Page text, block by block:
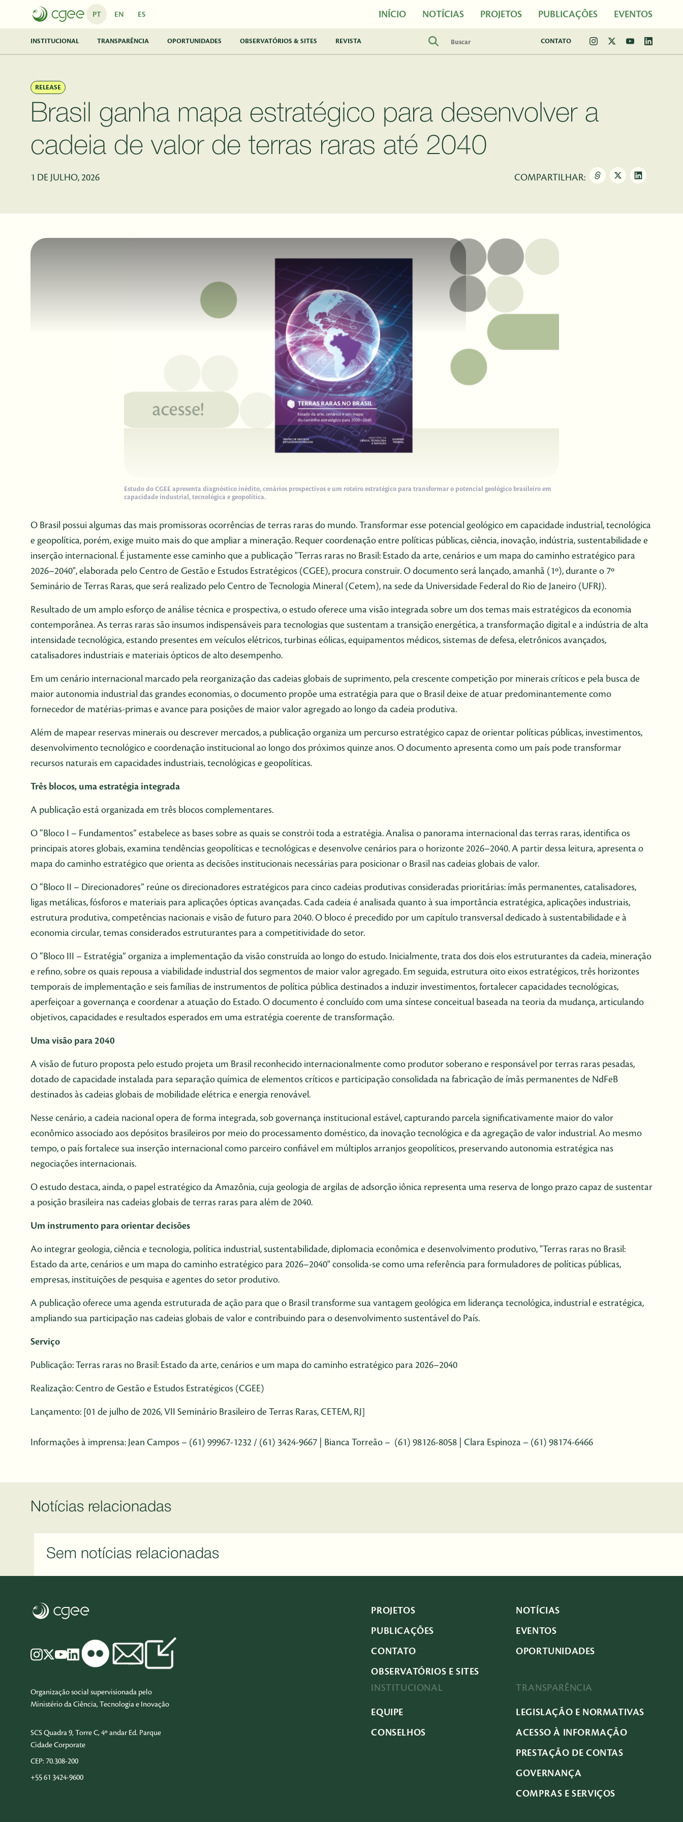
Pular para o Conteúdo principal
PT EN ES INÍCIO NOTÍCIAS PROJETOS PUBLICAÇÕES EVENTOS
INSTITUCIONAL TRANSPARÊNCIA OPORTUNIDADES OBSERVATÓRIOS & SITES REVISTA CONTATO
RELEASE
Brasil ganha mapa estratégico para desenvolver a
cadeia de valor de terras raras até 2040
1 DE JULHO, 2026 COMPARTILHAR:
Estudo do CGEE apresenta diagnóstico inédito, cenários prospectivos e um roteiro estratégico para transformar o potencial geológico brasileiro em
capacidade industrial, tecnológica e geopolítica.
O Brasil possui algumas das mais promissoras ocorrências de terras raras do mundo. Transformar esse potencial geológico em capacidade industrial, tecnológica
e geopolítica, porém, exige muito mais do que ampliar a mineração. Requer coordenação entre políticas públicas, ciência, inovação, indústria, sustentabilidade e
inserção internacional. É justamente esse caminho que a publicação "Terras raras no Brasil: Estado da arte, cenários e um mapa do caminho estratégico para
2026–2040", elaborada pelo Centro de Gestão e Estudos Estratégicos (CGEE), procura construir. O documento será lançado, amanhã (1º), durante o 7º
Seminário de Terras Raras, que será realizado pelo Centro de Tecnologia Mineral (Cetem), na sede da Universidade Federal do Rio de Janeiro (UFRJ).
Resultado de um amplo esforço de análise técnica e prospectiva, o estudo oferece uma visão integrada sobre um dos temas mais estratégicos da economia
contemporânea. As terras raras são insumos indispensáveis para tecnologias que sustentam a transição energética, a transformação digital e a indústria de alta
intensidade tecnológica, estando presentes em veículos elétricos, turbinas eólicas, equipamentos médicos, sistemas de defesa, eletrônicos avançados,
catalisadores industriais e materiais ópticos de alto desempenho.
Em um cenário internacional marcado pela reorganização das cadeias globais de suprimento, pela crescente competição por minerais críticos e pela busca de
maior autonomia industrial das grandes economias, o documento propõe uma estratégia para que o Brasil deixe de atuar predominantemente como
fornecedor de matérias-primas e avance para posições de maior valor agregado ao longo da cadeia produtiva.
Além de mapear reservas minerais ou descrever mercados, a publicação organiza um percurso estratégico capaz de orientar políticas públicas, investimentos,
desenvolvimento tecnológico e coordenação institucional ao longo dos próximos quinze anos. O documento apresenta como um país pode transformar
recursos naturais em capacidades industriais, tecnológicas e geopolíticas.
Três blocos, uma estratégia integrada
A publicação está organizada em três blocos complementares.
O “Bloco I – Fundamentos” estabelece as bases sobre as quais se constrói toda a estratégia. Analisa o panorama internacional das terras raras, identifica os
principais atores globais, examina tendências geopolíticas e tecnológicas e desenvolve cenários para o horizonte 2026–2040. A partir dessa leitura, apresenta o
mapa do caminho estratégico que orienta as decisões institucionais necessárias para posicionar o Brasil nas cadeias globais de valor.
O “Bloco II – Direcionadores” reúne os direcionadores estratégicos para cinco cadeias produtivas consideradas prioritárias: ímãs permanentes, catalisadores,
ligas metálicas, fósforos e materiais para aplicações ópticas avançadas. Cada cadeia é analisada quanto à sua importância estratégica, aplicações industriais,
estrutura produtiva, competências nacionais e visão de futuro para 2040. O bloco é precedido por um capítulo transversal dedicado à sustentabilidade e à
economia circular, temas considerados estruturantes para a competitividade do setor.
O “Bloco III – Estratégia” organiza a implementação da visão construída ao longo do estudo. Inicialmente, trata dos dois elos estruturantes da cadeia, mineração
e refino, sobre os quais repousa a viabilidade industrial dos segmentos de maior valor agregado. Em seguida, estrutura oito eixos estratégicos, três horizontes
temporais de implementação e seis famílias de instrumentos de política pública destinados a induzir investimentos, fortalecer capacidades tecnológicas,
aperfeiçoar a governança e coordenar a atuação do Estado. O documento é concluído com uma síntese conceitual baseada na teoria da mudança, articulando
objetivos, capacidades e resultados esperados em uma estratégia coerente de transformação.
Uma visão para 2040
A visão de futuro proposta pelo estudo projeta um Brasil reconhecido internacionalmente como produtor soberano e responsável por terras raras pesadas,
dotado de capacidade instalada para separação química de elementos críticos e participação consolidada na fabricação de ímãs permanentes de NdFeB
destinados às cadeias globais de mobilidade elétrica e energia renovável.
Nesse cenário, a cadeia nacional opera de forma integrada, sob governança institucional estável, capturando parcela significativamente maior do valor
econômico associado aos depósitos brasileiros por meio do processamento doméstico, da inovação tecnológica e da agregação de valor industrial. Ao mesmo
tempo, o país fortalece sua inserção internacional como parceiro confiável em múltiplos arranjos geopolíticos, preservando autonomia estratégica nas
negociações internacionais.
O estudo destaca, ainda, o papel estratégico da Amazônia, cuja geologia de argilas de adsorção iônica representa uma reserva de longo prazo capaz de sustentar
a posição brasileira nas cadeias globais de terras raras para além de 2040.
Um instrumento para orientar decisões
Ao integrar geologia, ciência e tecnologia, política industrial, sustentabilidade, diplomacia econômica e desenvolvimento produtivo, "Terras raras no Brasil:
Estado da arte, cenários e um mapa do caminho estratégico para 2026–2040" consolida-se como uma referência para formuladores de políticas públicas,
empresas, instituições de pesquisa e agentes do setor produtivo.
A publicação oferece uma agenda estruturada de ação para que o Brasil transforme sua vantagem geológica em liderança tecnológica, industrial e estratégica,
ampliando sua participação nas cadeias globais de valor e contribuindo para o desenvolvimento sustentável do País.
Serviço
Publicação: Terras raras no Brasil: Estado da arte, cenários e um mapa do caminho estratégico para 2026–2040
Realização: Centro de Gestão e Estudos Estratégicos (CGEE)
Lançamento: [01 de julho de 2026, VII Seminário Brasileiro de Terras Raras, CETEM, RJ]
Informações à imprensa: Jean Campos – (61) 99967-1232 / (61) 3424-9667 | Bianca Torreão – (61) 98126-8058 | ­Clara Espinoza – (61) 98174-6466
Notícias relacionadas
Sem notícias relacionadas
Organização social supervisionada pelo
Ministério da Ciência, Tecnologia e Inovação
SCS Quadra 9, Torre C, 4º andar Ed. Parque
Cidade Corporate
CEP: 70.308-200
+55 61 3424-9600
PROJETOS
NOTÍCIAS
PUBLICAÇÕES
EVENTOS
CONTATO
OPORTUNIDADES
OBSERVATÓRIOS E SITES
INSTITUCIONAL
EQUIPE
CONSELHOS
TRANSPARÊNCIA
LEGISLAÇÃO E NORMATIVAS
ACESSO À INFORMAÇÃO
PRESTAÇÃO DE CONTAS
GOVERNANÇA
COMPRAS E SERVIÇOS